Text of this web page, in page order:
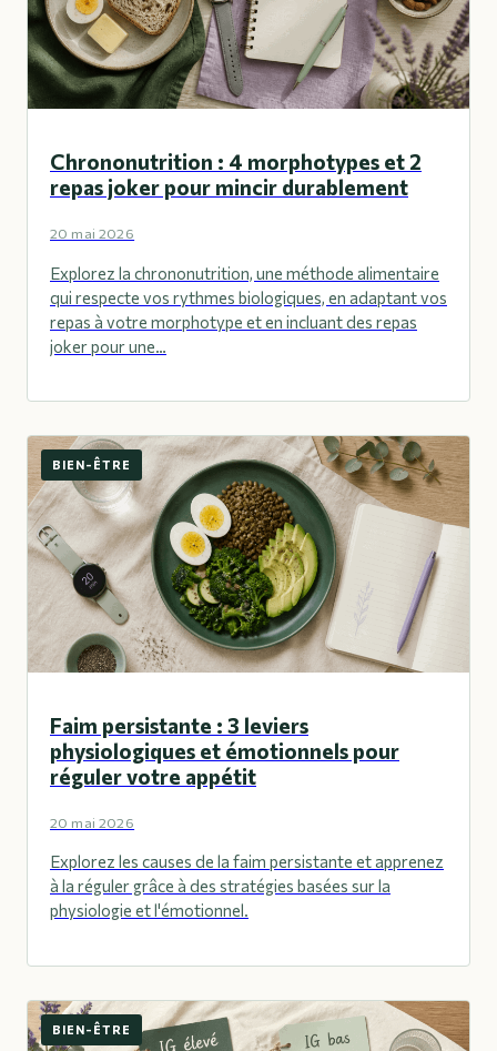
Chrononutrition : 4 morphotypes et 2
repas joker pour mincir durablement
20 mai 2026
Explorez la chrononutrition, une méthode alimentaire
qui respecte vos rythmes biologiques, en adaptant vos
repas à votre morphotype et en incluant des repas
joker pour une…
BIEN-ÊTRE
Faim persistante : 3 leviers
physiologiques et émotionnels pour
réguler votre appétit
20 mai 2026
Explorez les causes de la faim persistante et apprenez
à la réguler grâce à des stratégies basées sur la
physiologie et l'émotionnel.
BIEN-ÊTRE